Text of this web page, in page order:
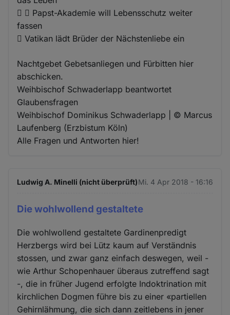
  Papst-Akademie will Lebensschutz weiter
fassen
 Vatikan lädt Brüder der Nächstenliebe ein
Nachtgebet Gebetsanliegen und Fürbitten hier
abschicken.
Weihbischof Schwaderlapp beantwortet
Glaubensfragen
Weihbischof Dominikus Schwaderlapp | © Marcus
Laufenberg (Erzbistum Köln)
Alle Fragen und Antworten hier!
Ludwig A. Minelli (nicht überprüft)Mi. 4 Apr 2018 - 16:16
Die wohlwollend gestaltete
Die wohlwollend gestaltete Gardinenpredigt
Herzbergs wird bei Lütz kaum auf Verständnis
stossen, und zwar ganz einfach deswegen, weil -
wie Arthur Schopenhauer überaus zutreffend sagt
-, die in früher Jugend erfolgte Indoktrination mit
kirchlichen Dogmen führe bis zu einer «partiellen
Gehirnlähmung, die sich dann zeitlebens in jener